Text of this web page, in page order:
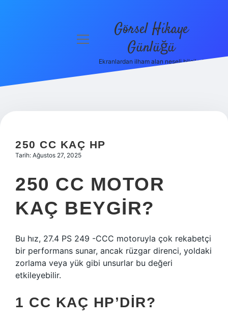
Hakkımızda
menüyü
Görsel Hikaye
Günlüğü
Ekranlardan ilham alan neşeli bilgiler!
250 CC KAÇ HP
Tarih: Ağustos 27, 2025
250 CC MOTOR
KAÇ BEYGIR?
Bu hız, 27.4 PS 249 -CCC motoruyla çok rekabetçi
bir performans sunar, ancak rüzgar direnci, yoldaki
zorlama veya yük gibi unsurlar bu değeri
etkileyebilir.
1 CC KAÇ HP’DIR?